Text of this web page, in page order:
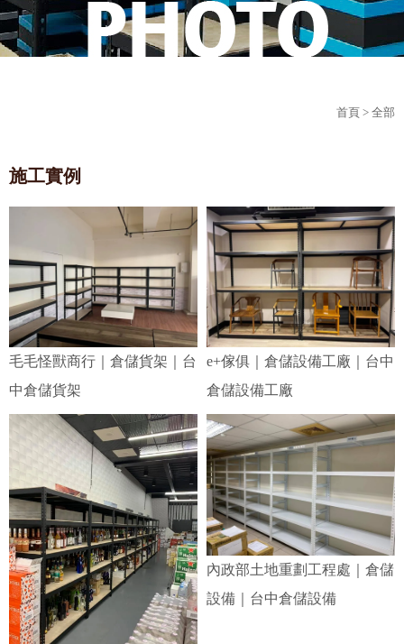
首頁 > 全部
施工實例
毛毛怪獸商行｜倉儲貨架｜台
中倉儲貨架
e+傢俱｜倉儲設備工廠｜台中
倉儲設備工廠
內政部土地重劃工程處｜倉儲
設備｜台中倉儲設備